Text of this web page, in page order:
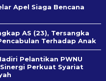
Apel Siaga Bencana
AS (23), Tersangka
Terhadap Anak
Pelantikan PWNU
Perkuat Syariat